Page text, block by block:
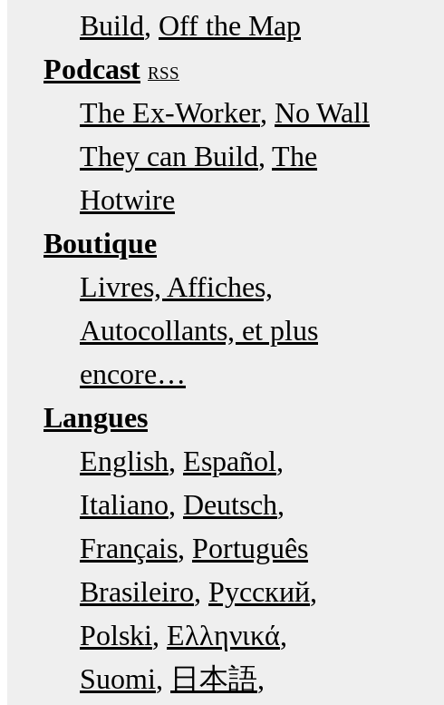
Build Off the Map
Podcast RSS
The Ex-Worker No Wall
They can Build The
Hotwire
Boutique
Livres, Affiches,
Autocollants, et plus
encore…
Langues
English Español
Italiano Deutsch
Français Português
Brasileiro Русский
Polski Ελληνικά
Suomi
日本語